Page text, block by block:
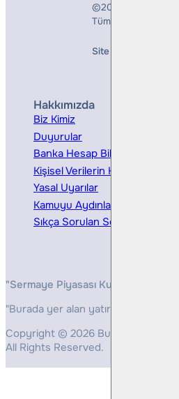
©2026
Tüm Hakları Saklıdır
Site Creation &
Hakkımızda
Biz Kimiz
Duyurular
Banka Hesap Bilgileri
Kişisel Verilerin Korunması
Yasal Uyarılar
Kamuyu Aydınlatma
Sıkça Sorulan Sorular
"Sermaye Piyasası Kurulunun,
"Burada yer alan yatırım bilgi,
Copyright © 2026 Bulls Yatırım
All Rights Reserved.